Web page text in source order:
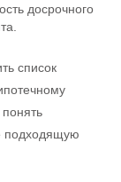
досрочного
список
подходящую